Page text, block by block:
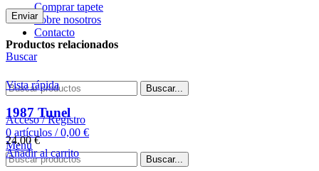
Comprar tapete
Sobre nosotros
Contacto
Buscar
Buscar...
Acceso / Registro
0 artículos / 0,00 €
Menú
Buscar...
Productos relacionados
Vista rápida
1987 Tunel
24,00€
Añadir al carrito